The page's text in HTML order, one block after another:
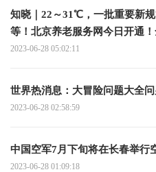
知晓｜22～31℃，一批重要新
等！北京养老服务网今日开通
球实时
2023-06-28 05:02:11
世界热消息：大冒险问题大全问
2023-06-28 02:58:59
中国空军7月下旬将在长春举行
2023-06-28 01:09:18